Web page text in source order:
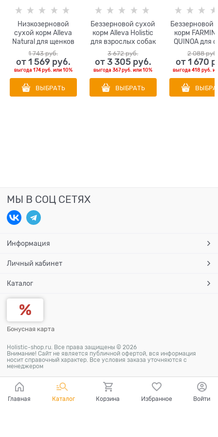
Низкозерновой
сухой корм Alleva
Natural для щенков
мелких пород с
курицей и тыквой
(Puppy Chicken &
Pumkin Mini)
1 743 руб.
от 1 569 руб.
выгода 174 руб. или10%
ВЫБРАТЬ
Беззерновой сухой
корм Alleva Holistic
для взрослых собак
крупных пород с
курицей и уткой
(Chicken & Duck
Adult Maxi)
3 672 руб.
от 3 305 руб.
выгода367 руб. или10%
ВЫБРАТЬ
Беззерновой
корм
QUINOA для
всех
перепелом и
для кожи и
2 088 руб.
от1 670
выгода418 руб.
МЫ В СОЦ СЕТЯХ
Информация
Личный кабинет
Каталог
Бонусная карта
Holistic-shop.ru. Все права защищены © 2026
Внимание! Сайт не является публичной офертой, вся информация
носит справочный характер. Все условия заказа уточняются с
менеджером
Главная Каталог Корзина Избранное Войти